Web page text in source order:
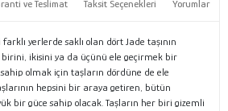
ve Teslimat Taksit Seçenekleri Yorumlar
yerlerde saklı olan dört Jade taşının
birini, ikisini ya da üçünü ele geçirmek bir
olmak için taşların dördüne de ele
hepsini bir araya getiren, bütün
bir güce sahip olacak. Taşların her biri gizemli